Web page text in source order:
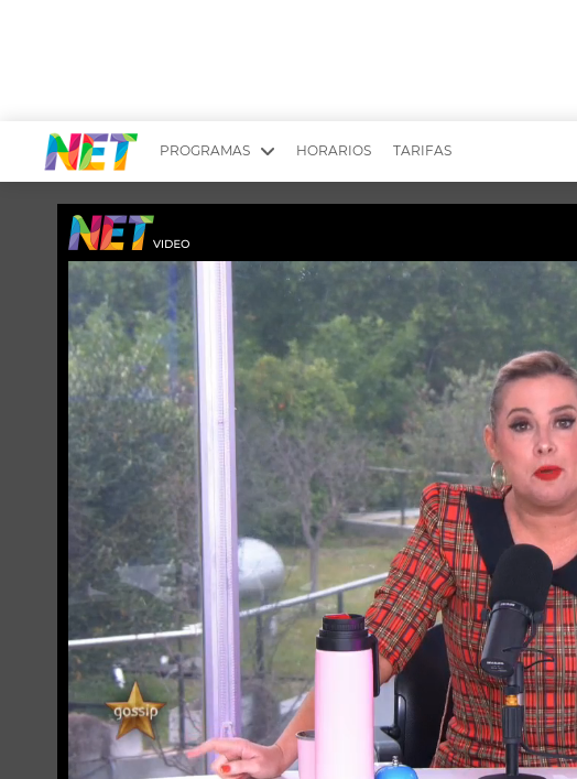
PROGRAMAS
YUYITO A LA TARDE
EMPRENDI2
LONGOBARDI
QUÉ TE PASA
EL OLIVO BLANCO
TU LUGAR IDEAL
CHICHE EN VIVO
DR. BEAUTY
EL SEÑOR DE LOS CIELOS
ARGENTINOS X
ESTÉTICA 360 TV
CARAS Y NEGOCIOS
SCOUTING PARA UN
INTELEXIS TV
HORARIOS TARIFAS